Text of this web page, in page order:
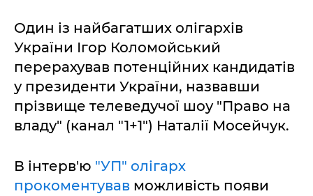
Один із найбагатших олігархів
України Ігор Коломойський
перерахував потенційних кандидатів
у президенти України, назвавши
прізвище телеведучої шоу "Право на
владу" (канал "1+1") Наталії Мосейчук.
В інтерв'ю "УП" олігарх
прокоментував можливість появи